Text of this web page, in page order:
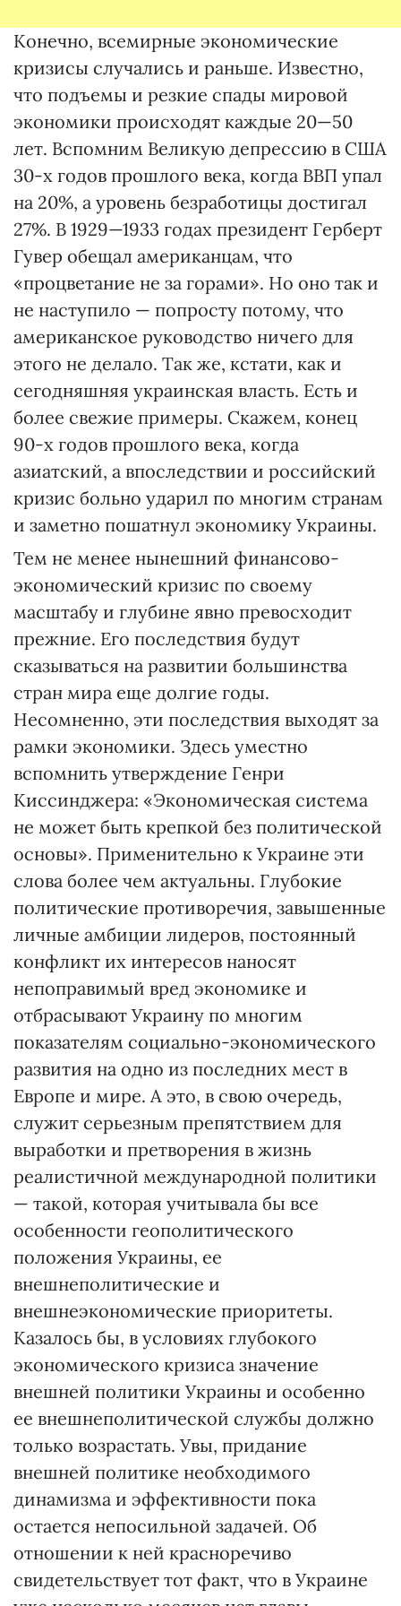
Конечно, всемирные экономические
кризисы случались и раньше. Известно,
что подъемы и резкие спады мировой
экономики происходят каждые 20—50
лет. Вспомним Великую депрессию в США
30-х годов прошлого века, когда ВВП упал
на 20%, а уровень безработицы достигал
27%. В 1929—1933 годах президент Герберт
Гувер обещал американцам, что
«процветание не за горами». Но оно так и
не наступило — попросту потому, что
американское руководство ничего для
этого не делало. Так же, кстати, как и
сегодняшняя украинская власть. Есть и
более свежие примеры. Скажем, конец
90-х годов прошлого века, когда
азиатский, а впоследствии и российский
кризис больно ударил по многим странам
и заметно пошатнул экономику Украины.
Тем не менее нынешний финансово-
экономический кризис по своему
масштабу и глубине явно превосходит
прежние. Его последствия будут
сказываться на развитии большинства
стран мира еще долгие годы.
Несомненно, эти последствия выходят за
рамки экономики. Здесь уместно
вспомнить утверждение Генри
Киссинджера: «Экономическая система
не может быть крепкой без политической
основы». Применительно к Украине эти
слова более чем актуальны. Глубокие
политические противоречия, завышенные
личные амбиции лидеров, постоянный
конфликт их интересов наносят
непоправимый вред экономике и
отбрасывают Украину по многим
показателям социально-экономического
развития на одно из последних мест в
Европе и мире. А это, в свою очередь,
служит серьезным препятствием для
выработки и претворения в жизнь
реалистичной международной политики
— такой, которая учитывала бы все
особенности геополитического
положения Украины, ее
внешнеполитические и
внешнеэкономические приоритеты.
Казалось бы, в условиях глубокого
экономического кризиса значение
внешней политики Украины и особенно
ее внешнеполитической службы должно
только возрастать. Увы, придание
внешней политике необходимого
динамизма и эффективности пока
остается непосильной задачей. Об
отношении к ней красноречиво
свидетельствует тот факт, что в Украине